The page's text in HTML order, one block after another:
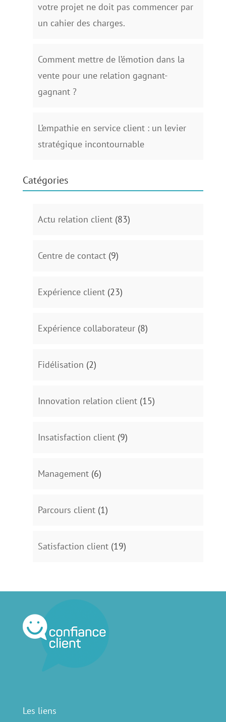
votre projet ne doit pas commencer par
un cahier des charges.
Comment mettre de l’émotion dans la
vente pour une relation gagnant-
gagnant ?
L’empathie en service client : un levier
stratégique incontournable
Catégories
Actu relation client(83)
Centre de contact(9)
Expérience client(23)
Expérience collaborateur(8)
Fidélisation (2)
Innovation relation client(15)
Insatisfaction client(9)
Management(6)
Parcours client(1)
Satisfaction client(19)
Les liens